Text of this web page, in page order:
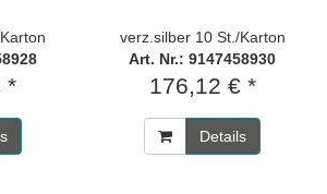
*
verz.silber 10 St./Karton
Art. Nr.: 9147458930
176,12 € *
Details